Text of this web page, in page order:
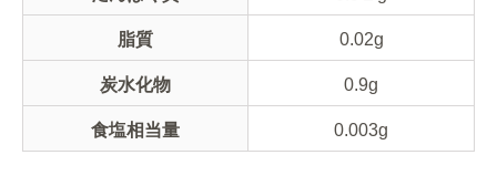
脂質 0.02g
炭水化物 0.9g
食塩相当量 0.003g